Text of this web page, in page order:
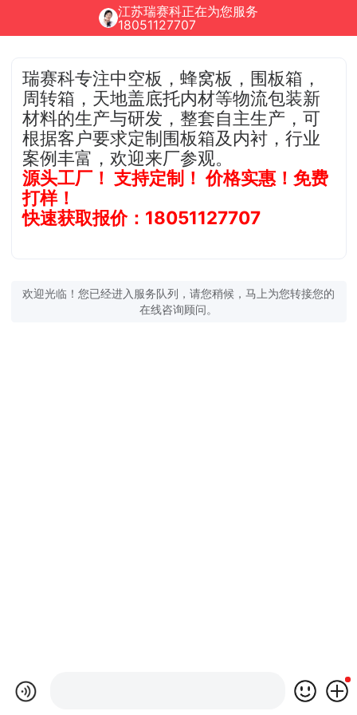
江苏瑞赛科正在为您服务
18051127707
瑞赛科专注中空板，蜂窝板，围板箱，
周转箱，天地盖底托内材等物流包装新
材料的生产与研发，整套自主生产，可
根据客户要求定制围板箱及内衬，行业
案例丰富，欢迎来厂参观。
源头工厂！ 支持定制！ 价格实惠！免费
打样！
快速获取报价：18051127707
欢迎光临！您已经进入服务队列，请您稍候，马上为您转接您的
在线咨询顾问。